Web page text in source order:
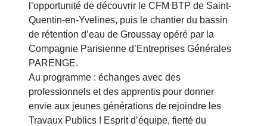
l’opportunité de découvrir le CFM BTP de Saint-
Quentin-en-Yvelines, puis le chantier du bassin
de rétention d’eau de Groussay opéré par la
Compagnie Parisienne d’Entreprises Générales
PARENGE.
Au programme : échanges avec des
professionnels et des apprentis pour donner
envie aux jeunes générations de rejoindre les
Travaux Publics ! Esprit d’équipe, fierté du